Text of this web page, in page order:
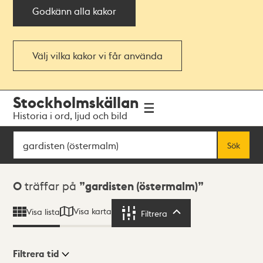
Godkänn alla kakor
Välj vilka kakor vi får använda
navigationen
huvudinnehållet
Stockholmskällan
Historia i ord, ljud och bild
Sök
Sök
Sökresultat
0 träffar på gardisten (östermalm)
Visa lista Visa karta Filtrera
Filtrera tid